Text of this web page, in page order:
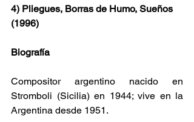
4) Pliegues, Borras de Humo, Sueños
(1996)
Biografía
Compositor argentino nacido en
Stromboli (Sicilia) en 1944; vive en la
Argentina desde 1951.